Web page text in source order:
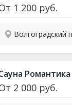
1 200 руб.
Волгоградский
Романтика
2 000 руб.